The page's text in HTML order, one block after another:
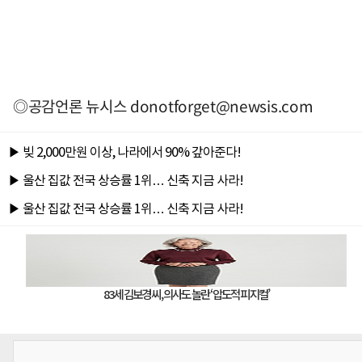
◎공감언론 뉴시스donotforget@newsis.com